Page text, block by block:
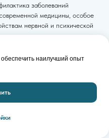
наилучший опыт
заболеваний
медицины, особое
нервной и психической
спирография. Результат